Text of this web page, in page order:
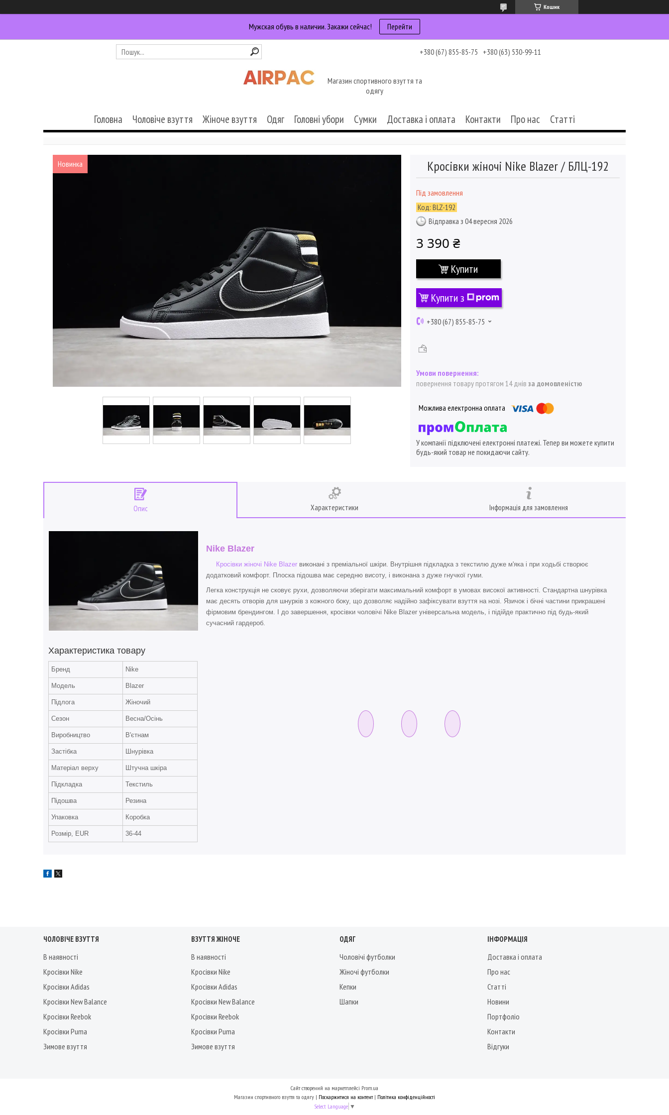
Кошик
Мужская обувь в наличии. Закажи сейчас! Перейти
+380 (67) 855-85-75 +380 (63) 530-99-11
Магазин спортивного взуття та
одягу
Головна Чоловіче взуття Жіноче взуття Одяг Головні убори Сумки Доставка і оплата Контакти Про нас Статті
Новинка Кросівки жіночі Nike Blazer / БЛЦ-192
Під замовлення
Код: BLZ-192
Відправка з 04 вересня 2026
3 390 ₴
Купити
Купити з
+380 (67) 855-85-75
повернення товару протягом 14 днів за домовленістю
У компанії підключені електронні платежі. Тепер ви можете купити
будь-який товар не покидаючи сайту.
Опис Характеристики Інформація для замовлення
Nike Blazer
Кросівки жіночі Nike Blazer виконані з преміальної шкіри. Внутрішня підкладка з текстилю дуже м'яка і при ходьбі створює
додатковий комфорт. Плоска підошва має середню висоту, і виконана з дуже гнучкої гуми.
Легка конструкція не сковує рухи, дозволяючи зберігати максимальний комфорт в умовах високої активності. Стандартна шнурівка
має десять отворів для шнурків з кожного боку, що дозволяє надійно зафіксувати взуття на нозі. Язичок і бічні частини прикрашені
фірмовим брендингом. І до завершення, кросівки чоловічі Nike Blazer універсальна модель, і підійде практично під будь-який
сучасний гардероб.
Характеристика товару
Бренд Nike
Модель Blazer
Підлога Жіночий
Сезон Весна/Осінь
Виробництво В'єтнам
Застібка Шнурівка
Матеріал верху Штучна шкіра
Підкладка Текстиль
Підошва Резина
Упаковка Коробка
Розмір, EUR 36-44
ЧОЛОВІЧЕ ВЗУТТЯ
В наявності
Кросівки Nike
Кросівки Adidas
Кросівки New Balance
Кросівки Reebok
Кросівки Puma
Зимове взуття
ВЗУТТЯ ЖІНОЧЕ
В наявності
Кросівки Nike
Кросівки Adidas
Кросівки New Balance
Кросівки Reebok
Кросівки Puma
Зимове взуття
ОДЯГ
Чоловічі футболки
Жіночі футболки
Кепки
Шапки
ІНФОРМАЦІЯ
Доставка і оплата
Про нас
Статті
Новини
Портфоліо
Контакти
Відгуки
Сайт створений на маркетплейсі Prom.ua
Магазин спортивного взуття та одягу | Поскаржитися на контент | Політика конфіденційності
Select Language ▼